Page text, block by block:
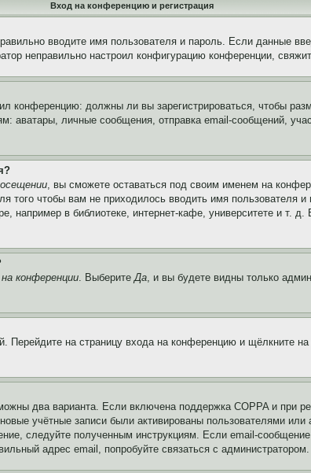
Вход на конференцию и регистрация
вводите имя пользователя и пароль. Если данные
неправильно настроил конфигурацию конференции,
конференцию: должны ли вы зарегистрироваться, чтобы
личные сообщения, отправка email-сообщений,
, вы сможете оставаться под своим именем на
того чтобы вам не приходилось вводить имя
например в библиотеке, интернет-кафе, университете и т. д.
конференции. ВыберитеДа, и вы будете видны только
Перейдите на страницу входа на конференцию и щёлкните
два варианта. Если включена поддержка COPPA и при
учётные записи были активированы пользователями
следуйте полученным инструкциям. Если email-
адрес email, попробуйте связаться с администратором.